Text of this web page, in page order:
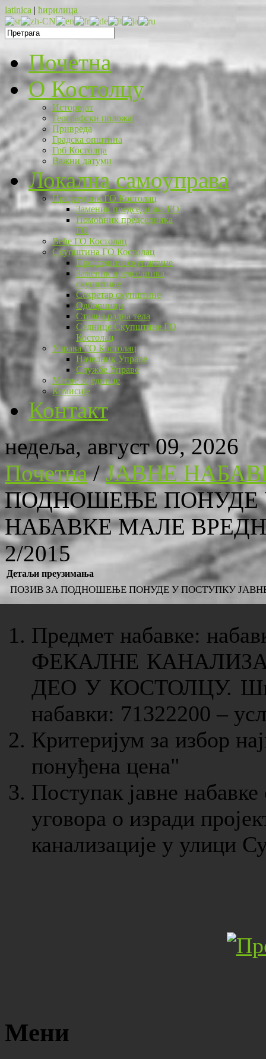
latinica | ћирилица
Почетна
O Костолцу
Историјат
Географски положај
Привреда
Градска општина
Грб Костолца
Важни датуми
Локална самоуправа
Председник ГО Костолац
Заменик председника ГО
Помоћник председника
ГО
Веће ГО Костолац
Скупштина ГО Костолац
Председник скупштине
Заменик председника
скупштине
Секретар скупштине
Одборници
Стална радна тела
Седнице Скупштине ГО
Костолац
Управа ГО Костолац
Начелник Управе
Службе Управе
Месне заједнице
Комисије
Контакт
недеља, август 09, 2026
Почетна/ЈАВНЕ
ПОДНОШЕЊЕ ПОНУДЕ
НАБАВКЕ МАЛЕ
2/2015
Детаљи преузимања
ПОЗИВ ЗА ПОДНОШЕЊЕ ПОНУДЕ У ПОСТУПКУ ЈАВНЕ
Предмет набавке:
ФЕКАЛНЕ
ДЕО У КОСТОЛЦУ.
набавки: 71322200 –
Критеријум за избор
понуђена цена"
Поступак јавне
уговора о изради
канализације у улици
Мени